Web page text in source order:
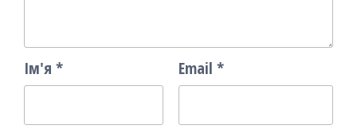
Ім'я * Email *